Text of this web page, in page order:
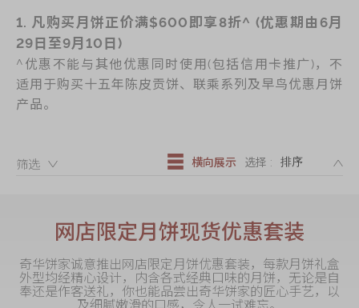
商务销售
嫁喜须知
奇华网志
手信礼品
时令食品
奇华LINE
产品价目表
联络奇华
EN 繁體
1. 凡购买月饼正价满$600即享8折^ (优惠期由6月
29日至9月10日)
^优惠不能与其他优惠同时使用(包括信用卡推广)，不
适用于购买十五年陈皮贡饼、联乘系列及早鸟优惠月饼
产品。
筛选： 横向展示 选择 :
网店限定月饼现货优惠套装
奇华饼家诚意推出网店限定月饼优惠套装，每款月饼礼盒
外型均经精心设计，内含各式经典口味的月饼，无论是自
奉还是作客送礼，你也能品尝出奇华饼家的匠心手艺，以
及细腻嫩滑的口感，令人一试难忘。